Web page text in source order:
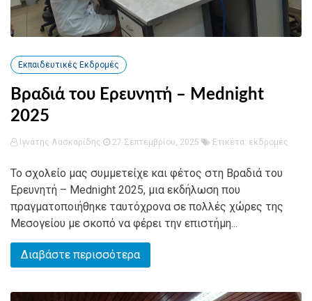
Εκπαιδευτικές Εκδρομές
Βραδιά του Ερευνητή – Mednight
2025
Ιγνάτης Λασκαρίδης 27 Σεπτεμβρίου, 2025 Ετικέτα: εκδρομές
Το σχολείο μας συμμετείχε και φέτος στη Βραδιά του
Ερευνητή – Mednight 2025, μια εκδήλωση που
πραγματοποιήθηκε ταυτόχρονα σε πολλές χώρες της
Μεσογείου με σκοπό να φέρει την επιστήμη...
Διαβάστε περισσότερα